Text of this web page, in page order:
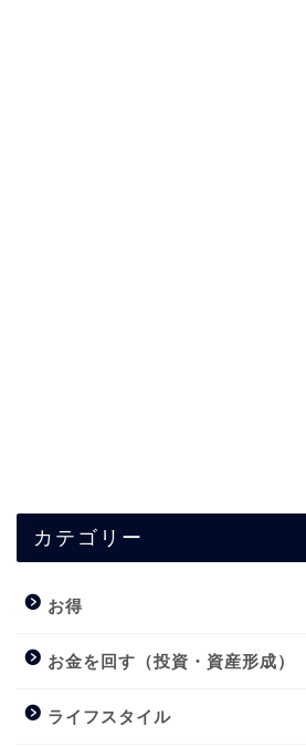
カテゴリー
お得
お金を回す（投資・資産形成）
ライフスタイル